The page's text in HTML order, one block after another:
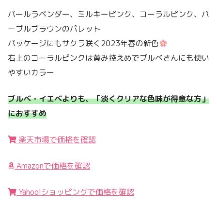
パールラベンダー、ミルキーピンク、コーラルピンク、パ
ープルブラウンのパレット
パッケージにもサクラ咲く2023年春の新色
右上のコーラルピンクは黄み控えめでブルベさんにも使い
やすいカラー
ブルベ・イエベよりも、「淡くクリアな色味が得意な方」
におすすめ
楽天市場で価格を確認
Amazonで価格を確認
Yahoo!ショッピングで価格を確認